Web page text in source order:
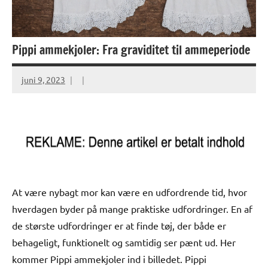
Pippi ammekjoler: Fra graviditet til ammeperiode
juni 9, 2023
At være nybagt mor kan være en udfordrende tid, hvor
hverdagen byder på mange praktiske udfordringer. En af
de største udfordringer er at finde tøj, der både er
behageligt, funktionelt og samtidig ser pænt ud. Her
kommer Pippi ammekjoler ind i billedet. Pippi